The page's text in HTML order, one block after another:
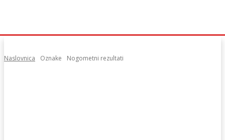
Naslovnica Oznake Nogometni rezultati